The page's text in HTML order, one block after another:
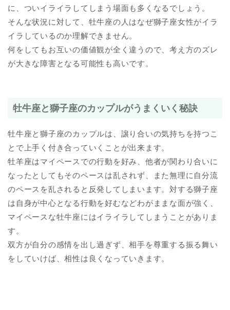
に、ついイライラしてしまう場面も多くなるでしょう。
そんな状況に対して、牡牛座の人はなぜ獅子座女性がイラ
イラしているのか理解できません。
何をしてもお互いの価値観が全く違うので、考え方のズレ
が大きな障害となる可能性も高いです。
牡牛座と獅子座のカップルがうまくいく秘訣
牡牛座と獅子座のカップルは、譲り合いの気持ちを持つこ
とで上手く付き合っていくことが出来ます。
牡羊座はマイペースでの行動を好み、他者が関わり合いに
なったとしてもそのペースは乱されず、また無理に自分流
のペースを乱されると反発してしまいます。対する獅子座
は自身が中心となる行動を好むなどわがままな面が強く、
マイペースな牡牛座にはイライラしてしまうことがありま
す。
双方が自分の感情を出し過ぎず、相手を尊重する振る舞い
をしていけば、相性は良くなっていきます。